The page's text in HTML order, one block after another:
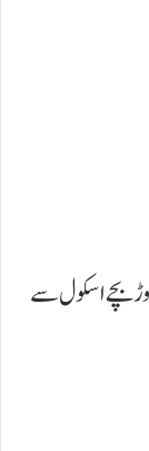
بچے اسکول سے